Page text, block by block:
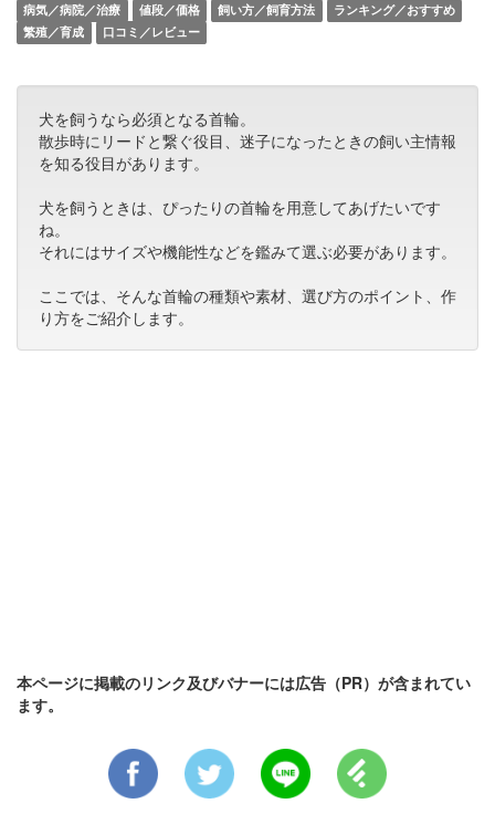
病気／病院／治療
値段／価格 飼い方／飼育方法
ランキング／おすすめ
繁殖／育成
口コミ／レビュー
犬を飼うなら必須となる首輪。
散歩時にリードと繋ぐ役目、迷子になったときの飼い主情報
を知る役目があります。
犬を飼うときは、ぴったりの首輪を用意してあげたいです
ね。
それにはサイズや機能性などを鑑みて選ぶ必要があります。
ここでは、そんな首輪の種類や素材、選び方のポイント、作
り方をご紹介します。
本ページに掲載のリンク及びバナーには広告（PR）が含まれてい
ます。